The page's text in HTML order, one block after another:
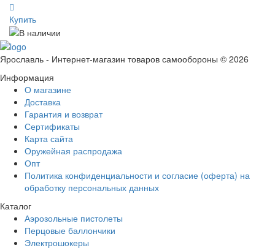
Купить
Ярославль - Интернет-магазин товаров самообороны © 2026
Информация
О магазине
Доставка
Гарантия и возврат
Сертификаты
Карта сайта
Оружейная распродажа
Опт
Политика конфиденциальности и согласие (оферта) на
обработку персональных данных
Каталог
Аэрозольные пистолеты
Перцовые баллончики
Электрошокеры